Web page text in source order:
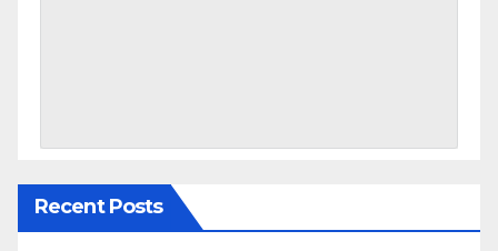
Recent Posts